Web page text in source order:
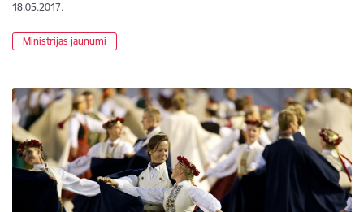
18.05.2017.
Ministrijas jaunumi